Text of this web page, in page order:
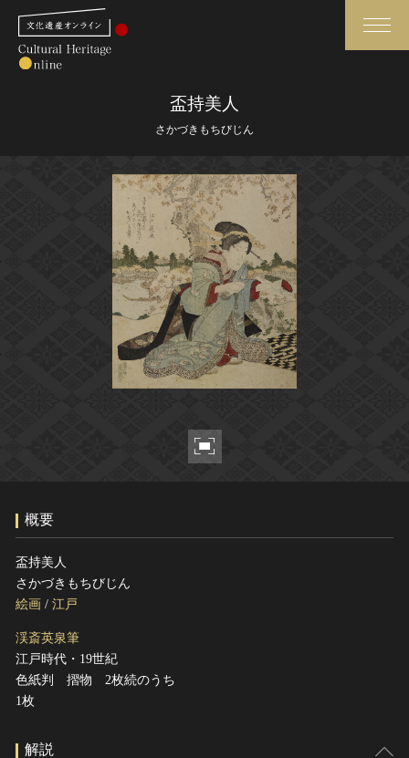
さらに詳細検索
世界遺産と無形文化遺産
全国の美術館・博物館
媒体資料・関連記事等
博物館、美術館の皆さまへ
文化庁よりご挨拶
今月のみどころ
お知らせ一覧
このサイトについて
サイトのご意見はこちら
文化遺産データベース
盃持美人
さかづきもちびじん
概要
盃持美人
さかづきもちびじん
絵画 / 江戸
渓斎英泉筆
江戸時代・19世紀
色紙判 摺物 2枚続のうち
1枚
解説